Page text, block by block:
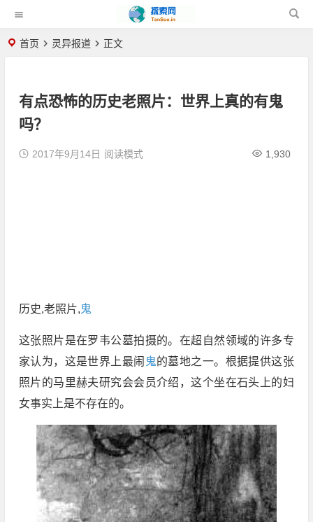
首页 灵异报道 正文
有点恐怖的历史老照片：世界上真的有鬼
吗？
2017年9月14日 1,930
阅读模式
历史,老照片,鬼
这张照片是在罗韦公墓拍摄的。在超自然领域的许多专
家认为，这是世界上最闹 鬼的墓地之一。根据提供这张
照片的马里赫夫研究会会员介绍，这个坐在石头上的妇
女事实上是不存在的。